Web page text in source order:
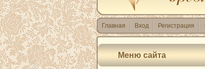
Главная Вход Регистрация
Меню сайта